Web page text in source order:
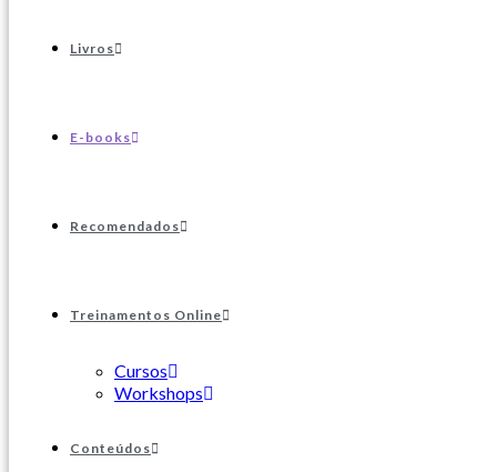
Livros
E-books
Recomendados
Treinamentos Online
Cursos
Workshops
Conteúdos